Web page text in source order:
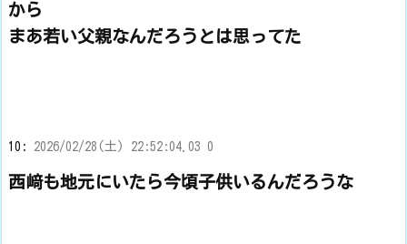
から
まあ若い父親なんだろうとは思ってた
10: 2026/02/28(土) 22:52:04.03 0
西﨑も地元にいたら今頃子供いるんだろうな